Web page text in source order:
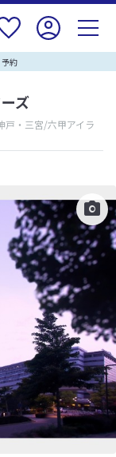
約
ズ
戸・三宮/六甲アイラ